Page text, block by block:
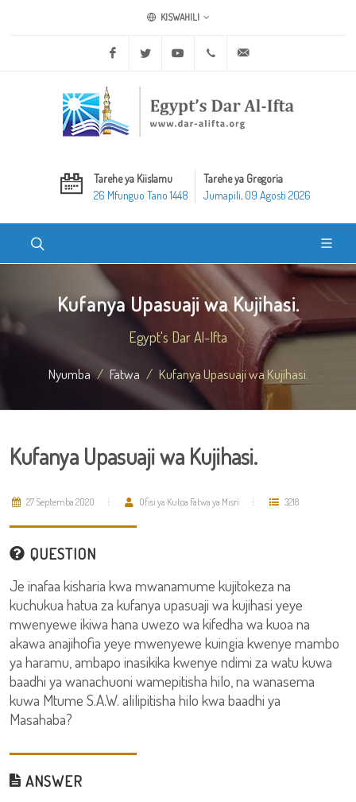
KISWAHILI
Facebook Twitter Youtube +20 2 25970400
Tarehe ya Kiislamu
26 Mfunguo Tano 1448
Tarehe ya Gregoria
Jumapili, 09 Agosti 2026
Kufanya Upasuaji wa Kujihasi.
Egypt's Dar Al-Ifta
Nyumba Fatwa Kufanya Upasuaji wa Kujihasi.
Kufanya Upasuaji wa Kujihasi.
27 Septemba 2020 Ofisi ya Kutoa Fatwa ya Misri 3218
QUESTION
Je inafaa kisharia kwa mwanamume kujitokeza na
kuchukua hatua za kufanya upasuaji wa kujihasi yeye
mwenyewe ikiwa hana uwezo wa kifedha wa kuoa na
akawa anajihofia yeye mwenyewe kuingia kwenye mambo
ya haramu, ambapo inasikika kwenye ndimi za watu kuwa
baadhi ya wanachuoni wamepitisha hilo, na wanasema
kuwa Mtume S.A.W. alilipitisha hilo kwa baadhi ya
Masahaba?
ANSWER